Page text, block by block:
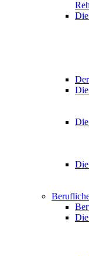
Die
Die